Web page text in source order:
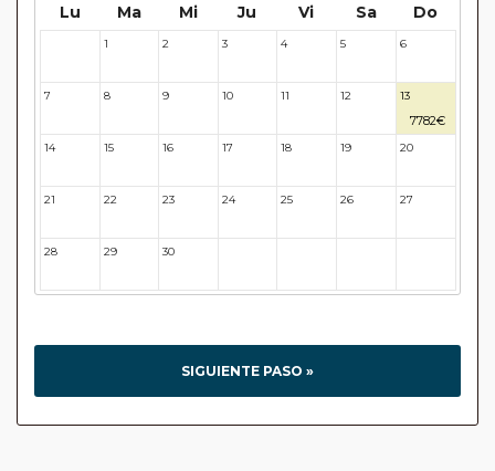
Lu Ma Mi Ju Vi Sa Do
1 2 3 4 5 6
7 8 9 10 11 12 13
7782€
14 15 16 17 18 19 20
21 22 23 24 25 26 27
28 29 30
SIGUIENTE PASO »